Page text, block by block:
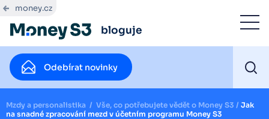
money.cz
bloguje
Odebírat novinky
Mzdy a personalistika / Vše, co potřebujete vědět o Money S3 / Jak
na snadné zpracování mezd v účetním programu Money S3